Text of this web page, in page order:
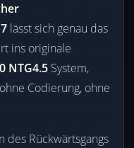
lässt sich genau das
ins originale
NTG4.5 System,
Codierung, ohne
des Rückwärtsgangs